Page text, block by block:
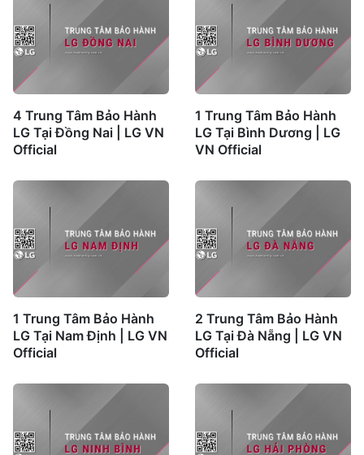
4 Trung Tâm Bảo Hành
LG Tại Đồng Nai | LG VN
Official
1 Trung Tâm Bảo Hành
LG Tại Bình Dương | LG
VN Official
1 Trung Tâm Bảo Hành
LG Tại Nam Định | LG VN
Official
2 Trung Tâm Bảo Hành
LG Tại Đà Nẵng | LG VN
Official